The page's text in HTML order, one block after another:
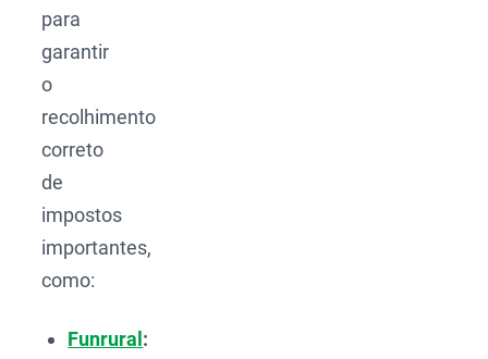
para
garantir
o
recolhimento
correto
de
impostos
importantes,
como:
Funrural :